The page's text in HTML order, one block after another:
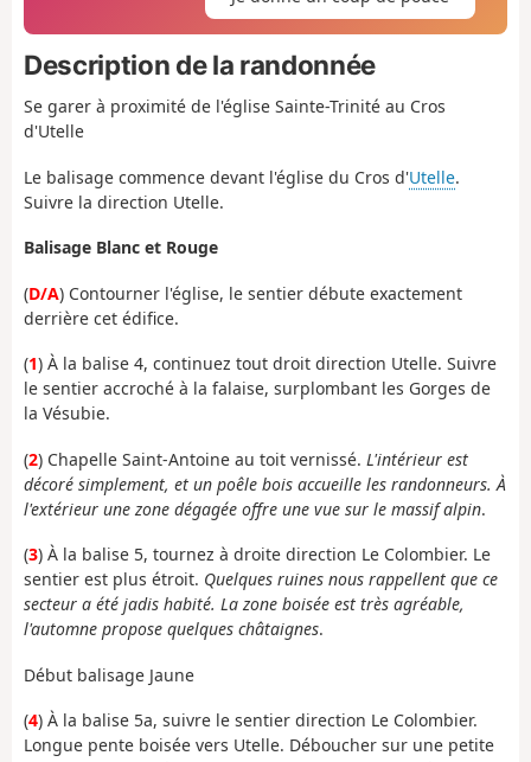
Description de la randonnée
Se garer à proximité de l'église Sainte-Trinité au Cros
d'Utelle
Le balisage commence devant l'église du Cros d'Utelle.
Suivre la direction Utelle.
Balisage Blanc et Rouge
(D/A) Contourner l'église, le sentier débute exactement
derrière cet édifice.
(1) À la balise 4, continuez tout droit direction Utelle. Suivre
le sentier accroché à la falaise, surplombant les Gorges de
la Vésubie.
(2) Chapelle Saint-Antoine au toit vernissé. L'intérieur est
décoré simplement, et un poêle bois accueille les randonneurs. À
l'extérieur une zone dégagée offre une vue sur le massif alpin.
(3) À la balise 5, tournez à droite direction Le Colombier. Le
sentier est plus étroit. Quelques ruines nous rappellent que ce
secteur a été jadis habité. La zone boisée est très agréable,
l'automne propose quelques châtaignes.
Début balisage Jaune
(4) À la balise 5a, suivre le sentier direction Le Colombier.
Longue pente boisée vers Utelle. Déboucher sur une petite